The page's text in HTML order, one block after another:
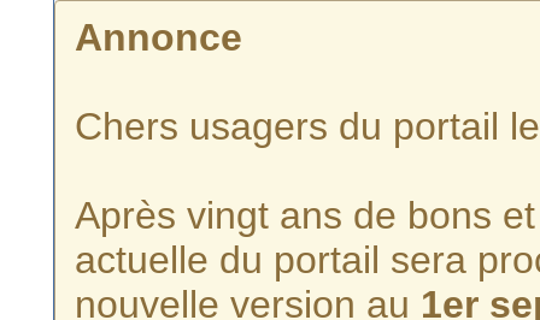
Annonce
Chers usagers du portail
Après vingt ans de bons
actuelle du portail sera
nouvelle version au 1er